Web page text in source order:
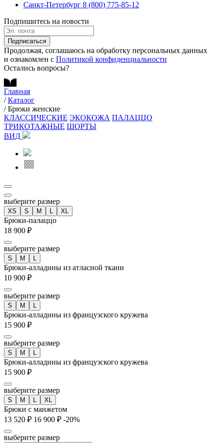
Санкт-Петербург 8 (800) 775-85-12
Подпишитесь на новости
Подписаться
Продолжая, соглашаюсь на обработку персональных данных
и ознакомлен с Политикой конфиденциальности
Остались вопросы?
Главная
/ Каталог
/ Брюки женские
КЛАССИЧЕСКИЕ ЭКОКОЖА ПАЛАЦЦО
ТРИКОТАЖНЫЕ ШОРТЫ
ВИД
выберите размер
XS S M L XL
Брюки-палаццо
18 900 ₽
выберите размер
S M L
Брюки-алладины из атласной ткани
10 900 ₽
выберите размер
S M L
Брюки-алладины из французского кружева
15 900 ₽
выберите размер
S M L
Брюки-алладины из французского кружева
15 900 ₽
выберите размер
S M L XL
Брюки с манжетом
13 520 ₽ 16 900 ₽ -20%
выберите размер